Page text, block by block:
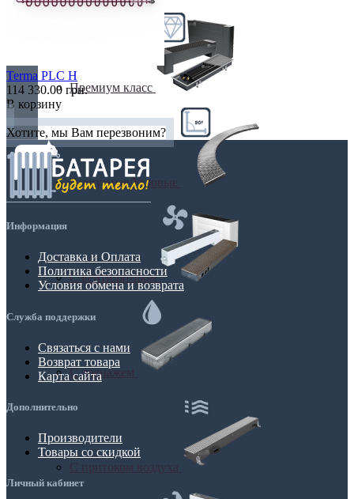
Премиум класс
Радиусные/Угловые
С вентилятором
С дренажем
Terma PLC H
114 330.00 грн.
В корзину
Хотите, мы Вам перезвоним?
Информация
Доставка и Оплата
Политика безопасности
Условия обмена и возврата
Служба поддержки
Связаться с нами
Возврат товара
Карта сайта
Дополнительно
Производители
Товары со скидкой
Личный кабинет